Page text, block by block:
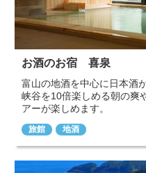
お酒のお宿 喜泉
富山の地酒を中心に日本酒
峡谷を10倍楽しめる朝の爽
アーが楽しめます。
旅館 地酒